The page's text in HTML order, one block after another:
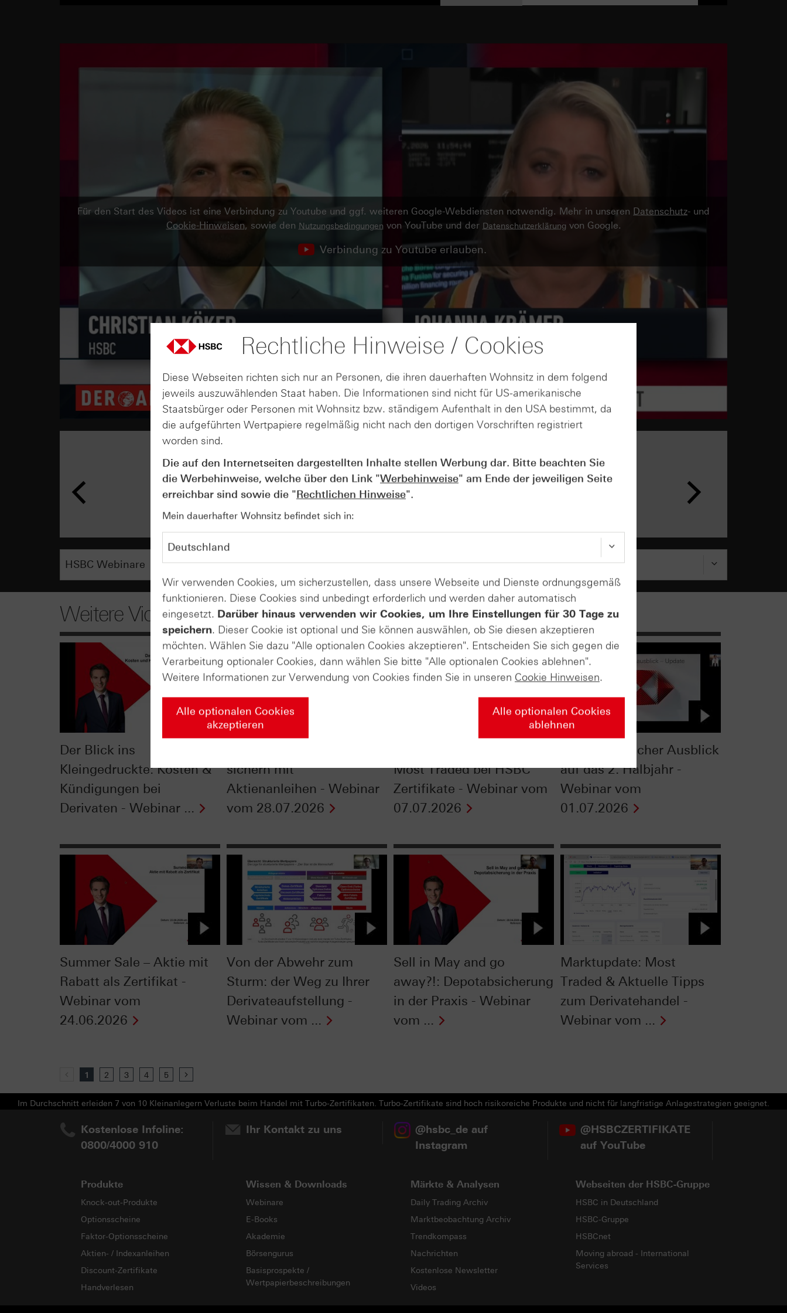
Für den Start des Videos ist eine Verbindung zu Youtube und ggf. weiteren Google-Webdiensten notwendig. Mehr in unseren Datenschutz- und
Cookie-Hinweisen, sowie den Nutzungsbedingungen von YouTube und der Datenschutzerklärung von Google.
Verbindung zu Youtube erlauben.
AUGUST
07
Wie lange bleibt der DAX® in
Rekordlaune? - ntv Zertifikate
07.08.26
Weitere Videos
Der Blick ins
Kleingedruckte: Kosten &
Kündigungen bei
Derivaten - Webinar ...
sichern mit
Aktienanleihen - Webinar
vom 28.07.2026
Most Traded bei HSBC
Zertifikate - Webinar vom
07.07.2026
Charttechnischer Ausblick
auf das 2. Halbjahr -
Webinar vom
01.07.2026
Summer Sale – Aktie mit
Rabatt als Zertifikat -
Webinar vom
24.06.2026
Von der Abwehr zum
Sturm: der Weg zu Ihrer
Derivateaufstellung -
Webinar vom ...
Sell in May and go
away?!: Depotabsicherung
in der Praxis - Webinar
vom ...
Marktupdate: Most
Traded & Aktuelle Tipps
zum Derivatehandel -
Webinar vom ...
Previous
1 2 3 4 5
Im Durchschnitt erleiden 7 von 10 Kleinanlegern Verluste beim Handel mit Turbo-Zertifikaten. Turbo-Zertifikate sind hoch risikoreiche Produkte und nicht für langfristige Anlagestrategien geeignet.
Kostenlose Infoline:
0800/4000 910
Ihr Kontakt zu uns
@hsbc_de auf
Instagram
@HSBCZERTIFIKATE
auf YouTube
Produkte
Knock-out-Produkte
Optionsscheine
Faktor-Optionsscheine
Aktien- / Indexanleihen
Discount-Zertifikate
Handverlesen
Wissen & Downloads
Webinare
E-Books
Akademie
Börsengurus
Basisprospekte /
Wertpapierbeschreibungen
Märkte & Analysen
Daily Trading Archiv
Marktbeobachtung Archiv
Trendkompass
Nachrichten
Kostenlose Newsletter
Videos
Webseiten der HSBC-Gruppe
HSBC in Deutschland
HSBC-Gruppe
HSBCnet
Moving abroad - International
Services
Rechtliche Hinweise / Cookies
Diese Webseiten richten sich nur an Personen, die ihren dauerhaften Wohnsitz in dem folgend
jeweils auszuwählenden Staat haben. Die Informationen sind nicht für US-amerikanische
Staatsbürger oder Personen mit Wohnsitz bzw. ständigem Aufenthalt in den USA bestimmt, da
die aufgeführten Wertpapiere regelmäßig nicht nach den dortigen Vorschriften registriert
worden sind.
Die auf den Internetseiten dargestellten Inhalte stellen Werbung dar. Bitte beachten Sie
die Werbehinweise, welche über den Link "Werbehinweise" am Ende der jeweiligen Seite
erreichbar sind sowie die "Rechtlichen Hinweise".
Mein dauerhafter Wohnsitz befindet sich in:
Wir verwenden Cookies, um sicherzustellen, dass unsere Webseite und Dienste ordnungsgemäß
funktionieren. Diese Cookies sind unbedingt erforderlich und werden daher automatisch
eingesetzt. Darüber hinaus verwenden wir Cookies, um Ihre Einstellungen für 30 Tage zu
speichern. Dieser Cookie ist optional und Sie können auswählen, ob Sie diesen akzeptieren
möchten. Wählen Sie dazu "Alle optionalen Cookies akzeptieren". Entscheiden Sie sich gegen die
Verarbeitung optionaler Cookies, dann wählen Sie bitte "Alle optionalen Cookies ablehnen".
Weitere Informationen zur Verwendung von Cookies finden Sie in unseren Cookie Hinweisen.
Alle optionalen Cookies
akzeptieren
Alle optionalen Cookies
ablehnen